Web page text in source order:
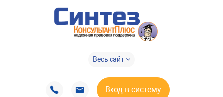
Весь сайт
Вход в систему